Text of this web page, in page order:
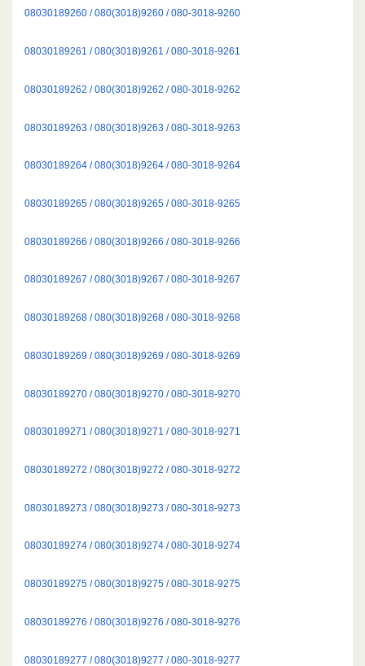
08030189260 / 080(3018)9260 / 080-3018-9260
08030189261 / 080(3018)9261 / 080-3018-9261
08030189262 / 080(3018)9262 / 080-3018-9262
08030189263 / 080(3018)9263 / 080-3018-9263
08030189264 / 080(3018)9264 / 080-3018-9264
08030189265 / 080(3018)9265 / 080-3018-9265
08030189266 / 080(3018)9266 / 080-3018-9266
08030189267 / 080(3018)9267 / 080-3018-9267
08030189268 / 080(3018)9268 / 080-3018-9268
08030189269 / 080(3018)9269 / 080-3018-9269
08030189270 / 080(3018)9270 / 080-3018-9270
08030189271 / 080(3018)9271 / 080-3018-9271
08030189272 / 080(3018)9272 / 080-3018-9272
08030189273 / 080(3018)9273 / 080-3018-9273
08030189274 / 080(3018)9274 / 080-3018-9274
08030189275 / 080(3018)9275 / 080-3018-9275
08030189276 / 080(3018)9276 / 080-3018-9276
08030189277 / 080(3018)9277 / 080-3018-9277